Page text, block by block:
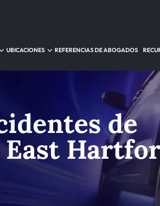
UBICACIONES REFERENCIAS DE ABOGADOS
de